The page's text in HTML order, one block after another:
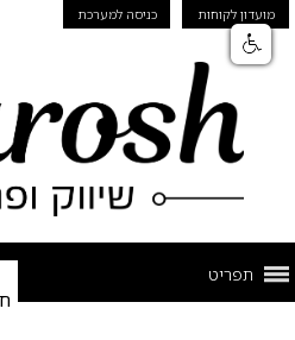
מועדון לקוחות כניסה למערכת
תפריט